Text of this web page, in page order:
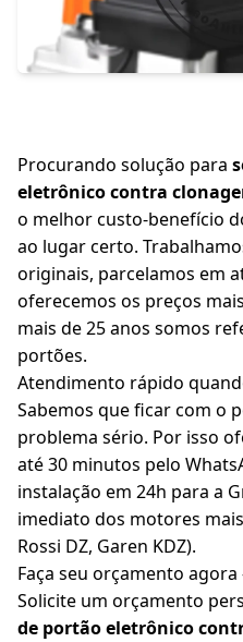
Procurando solução para
eletrônico contra
o melhor custo-benefício
ao lugar certo.
originais, parcelamos em
oferecemos os preços
mais de 25 anos somos
portões.
Atendimento rápido
Sabemos que ficar com o
problema sério. Por isso
até 30 minutos pelo
instalação em 24h para a
imediato dos motores
Rossi DZ, Garen KDZ).
Faça seu orçamento
Solicite um orçamento
de portão eletrônico